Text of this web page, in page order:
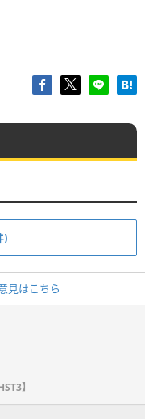
)
見はこちら
】